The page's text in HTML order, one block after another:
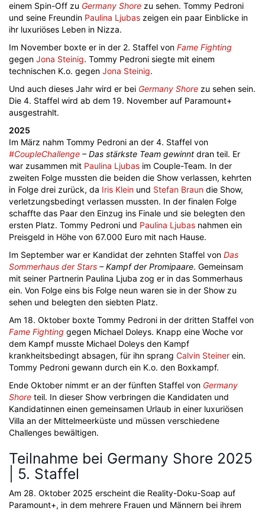
einem Spin-Off zu Germany Shore zu sehen. Tommy Pedroni
und seine Freundin Paulina Ljubas zeigen ein paar Einblicke in
ihr luxuriöses Leben in Nizza.
Im November boxte er in der 2. Staffel von Fame Fighting
gegen Jona Steinig. Tommy Pedroni siegte mit einem
technischen K.o. gegen Jona Steinig.
Und auch dieses Jahr wird er bei Germany Shore zu sehen sein.
Die 4. Staffel wird ab dem 19. November auf Paramount+
ausgestrahlt.
2025
Im März nahm Tommy Pedroni an der 4. Staffel von
#CoupleChallenge – Das stärkste Team gewinnt dran teil. Er
war zusammen mit Paulina Ljubas im Couple-Team. In der
zweiten Folge mussten die beiden die Show verlassen, kehrten
in Folge drei zurück, da Iris Klein und Stefan Braun die Show,
verletzungsbedingt verlassen mussten. In der finalen Folge
schaffte das Paar den Einzug ins Finale und sie belegten den
ersten Platz. Tommy Pedroni und Paulina Ljubas nahmen ein
Preisgeld in Höhe von 67.000 Euro mit nach Hause.
Im September war er Kandidat der zehnten Staffel von Das
Sommerhaus der Stars – Kampf der Promipaare. Gemeinsam
mit seiner Partnerin Paulina Ljuba zog er in das Sommerhaus
ein. Von Folge eins bis Folge neun waren sie in der Show zu
sehen und belegten den siebten Platz.
Am 18. Oktober boxte Tommy Pedroni in der dritten Staffel von
Fame Fighting gegen Michael Doleys. Knapp eine Woche vor
dem Kampf musste Michael Doleys den Kampf
krankheitsbedingt absagen, für ihn sprang Calvin Steiner ein.
Tommy Pedroni gewann durch ein K.o. den Boxkampf.
Ende Oktober nimmt er an der fünften Staffel von Germany
Shore teil. In dieser Show verbringen die Kandidaten und
Kandidatinnen einen gemeinsamen Urlaub in einer luxuriösen
Villa an der Mittelmeerküste und müssen verschiedene
Challenges bewältigen.
Teilnahme bei Germany Shore 2025
| 5. Staffel
Am 28. Oktober 2025 erscheint die Reality-Doku-Soap auf
Paramount+, in dem mehrere Frauen und Männern bei ihrem